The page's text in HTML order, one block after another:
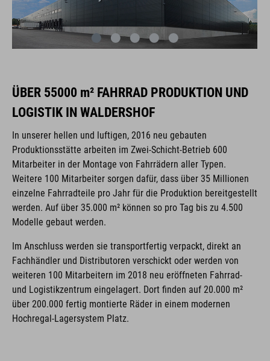
ÜBER 55000 m² FAHRRAD PRODUKTION UND
LOGISTIK IN WALDERSHOF
In unserer hellen und luftigen, 2016 neu gebauten
Produktionsstätte arbeiten im Zwei-Schicht-Betrieb 600
Mitarbeiter in der Montage von Fahrrädern aller Typen.
Weitere 100 Mitarbeiter sorgen dafür, dass über 35 Millionen
einzelne Fahrradteile pro Jahr für die Produktion bereitgestellt
werden. Auf über 35.000 m² können so pro Tag bis zu 4.500
Modelle gebaut werden.
Im Anschluss werden sie transportfertig verpackt, direkt an
Fachhändler und Distributoren verschickt oder werden von
weiteren 100 Mitarbeitern im 2018 neu eröffneten Fahrrad-
und Logistikzentrum eingelagert. Dort finden auf 20.000 m²
über 200.000 fertig montierte Räder in einem modernen
Hochregal-Lagersystem Platz.